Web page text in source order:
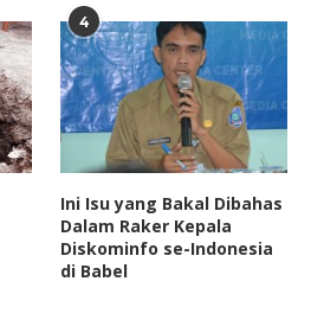
4
Ini Isu yang Bakal Dibahas
Dalam Raker Kepala
Diskominfo se-Indonesia
di Babel